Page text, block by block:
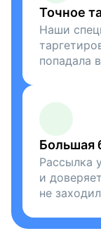
Точное
Наши
попадала
Большая
Рассылка
и
не